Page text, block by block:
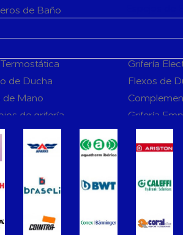
de Baño
Grifería
de Ducha
Flexos de
de Mano
de grifería
Grifería
Urinarios